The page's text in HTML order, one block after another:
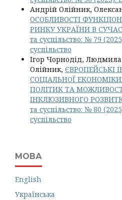
Андрій Олійник,
ОСОБЛИВОСТІ
РИНКУ УКРАЇНИ В
та суспільство: № 79
суспільство
Ігор Чорнодід,
Олійник, ЄВРОПЕЙСЬКІ
СОЦІАЛЬНОЇ
ПОЛІТИК ТА
ІНКЛЮЗИВНОГО
та суспільство: № 80
суспільство
МОВА
English
Українська